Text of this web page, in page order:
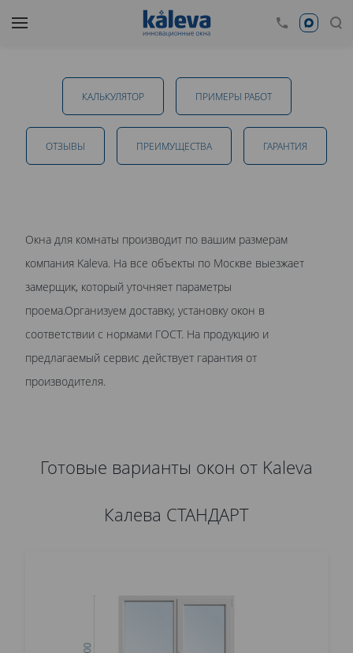
Окна для комнат в Смоленске
от 11 800 руб.
Даю согласие на обработку персональных данных
политикой обработки персональных данных
КАЛЬКУЛЯТОР ПРИМЕРЫ РАБОТ
ОТЗЫВЫ ПРЕИМУЩЕСТВА ГАРАНТИЯ
Окна для комнаты производит по вашим размерам
компания Kaleva. На все объекты по Москве выезжает
замерщик, который уточняет параметры
проема.Организуем доставку, установку окон в
соответствии с нормами ГОСТ. На продукцию и
предлагаемый сервис действует гарантия от
производителя.
Готовые варианты окон от Kaleva
Калева СТАНДАРТ